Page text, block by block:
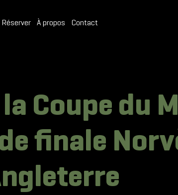
Réserver À propos Contact
Coupe du
finale